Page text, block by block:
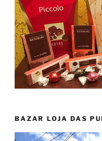
BAZAR LOJA DAS